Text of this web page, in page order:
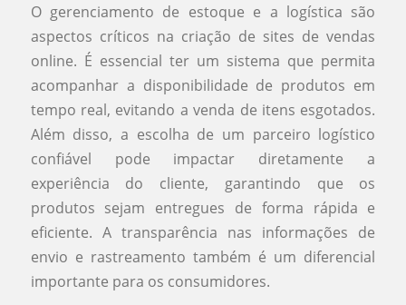
O gerenciamento de estoque e a logística são
aspectos críticos na criação de sites de vendas
online. É essencial ter um sistema que permita
acompanhar a disponibilidade de produtos em
tempo real, evitando a venda de itens esgotados.
Além disso, a escolha de um parceiro logístico
confiável pode impactar diretamente a
experiência do cliente, garantindo que os
produtos sejam entregues de forma rápida e
eficiente. A transparência nas informações de
envio e rastreamento também é um diferencial
importante para os consumidores.